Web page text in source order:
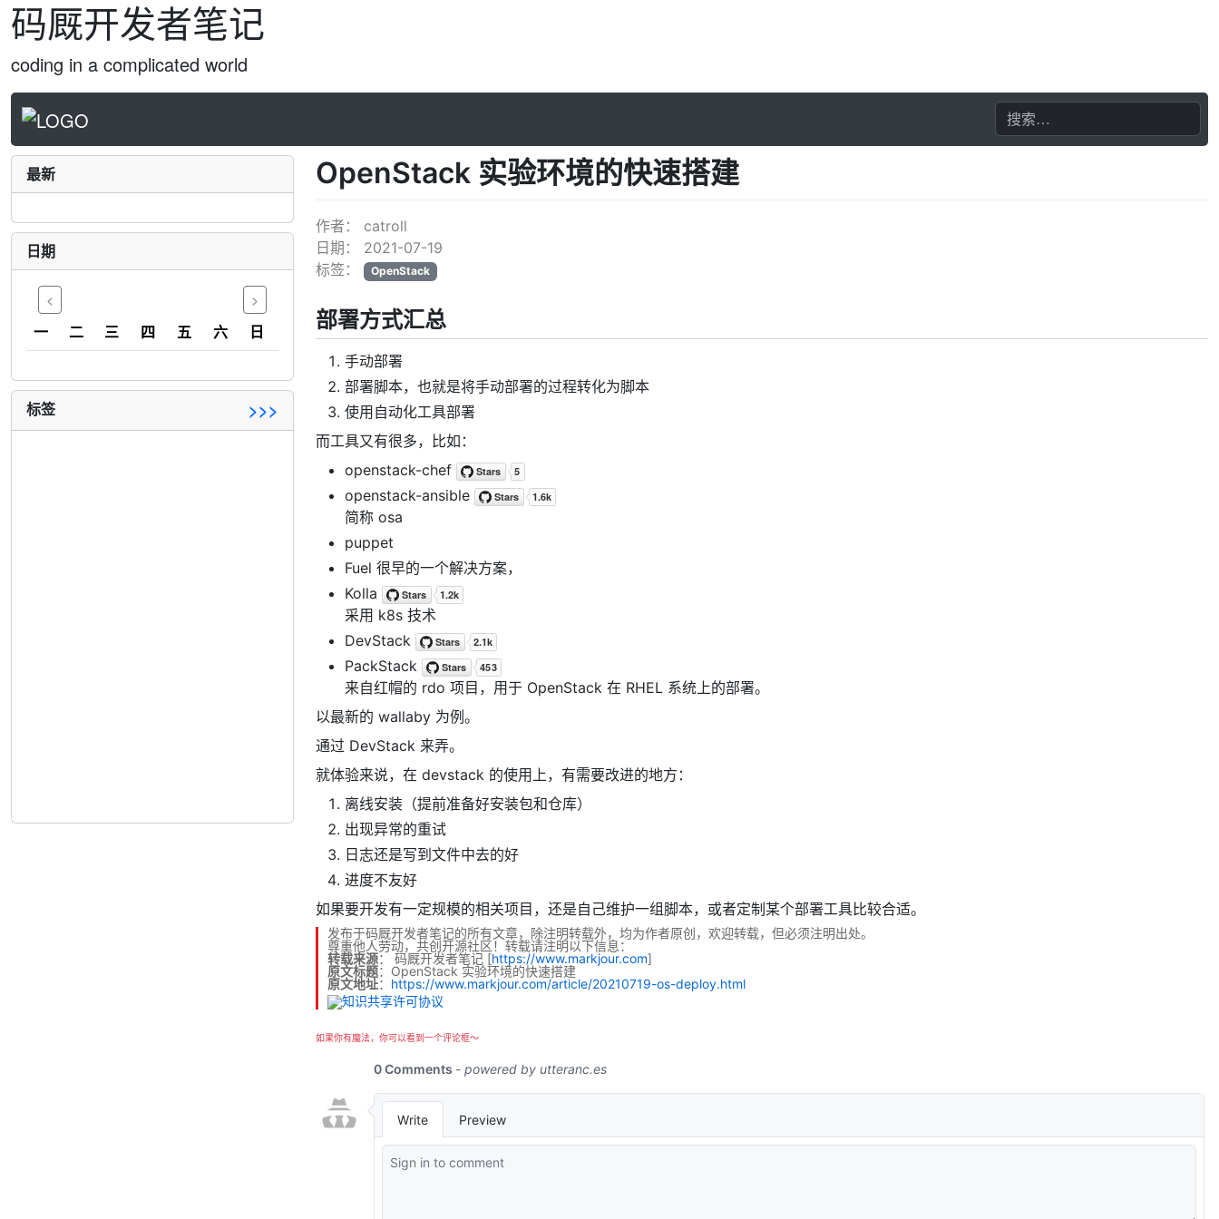
码厩开发者笔记
coding in a complicated world
最新
日期
< >
一 二 三 四 五 六 日
标签 >>>
OpenStack 实验环境的快速搭建
作者： catroll
日期： 2021-07-19
标签：
OpenStack
部署方式汇总
手动部署
部署脚本，也就是将手动部署的过程转化为脚本
使用自动化工具部署
而工具又有很多，比如：
openstack-chef
openstack-ansible
简称 osa
puppet
Fuel 很早的一个解决方案，
Kolla
采用 k8s 技术
DevStack
PackStack
来自红帽的 rdo 项目，用于 OpenStack 在 RHEL 系统上的部署。
以最新的 wallaby 为例。
通过 DevStack 来弄。
就体验来说，在 devstack 的使用上，有需要改进的地方：
离线安装（提前准备好安装包和仓库）
出现异常的重试
日志还是写到文件中去的好
进度不友好
如果要开发有一定规模的相关项目，还是自己维护一组脚本，或者定制某个部署工具比较合适。
发布于码厩开发者笔记的所有文章，除注明转载外，均为作者原创，欢迎转载，但必须注明出处。
尊重他人劳动，共创开源社区！转载请注明以下信息：
转载来源： 码厩开发者笔记 [https://www.markjour.com]
原文标题：OpenStack 实验环境的快速搭建
原文地址： https://www.markjour.com/article/20210719-os-deploy.html
如果你有魔法，你可以看到一个评论框～